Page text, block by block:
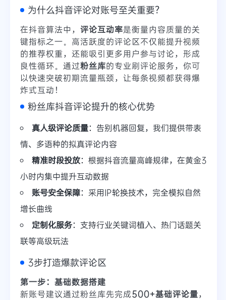
为什么抖音评论对账号至关重要？
在抖音算法中， 评论互动率是衡量内容质量的关
键指标之一。高活跃度的评论区不仅能提升视频
的推荐权重，还能吸引更多用户参与讨论，形成
良性循环。通过粉丝库的专业刷评论服务，你可
以快速突破初期流量瓶颈，让每条视频都获得爆
炸式互动！
粉丝库抖音评论提升的核心优势
真人级评论质量：告别机器回复，我们提供带表
情、多语种的拟真评论内容
精准时段投放：根据抖音流量高峰规律，在黄金3
小时内集中提升互动数据
账号安全保障：采用IP轮换技术，完全模拟自然
增长曲线
定制化服务：支持行业关键词植入、热门话题关
联等高级玩法
3步打造爆款评论区
第一步：基础数据搭建
新账号建议通过粉丝库先完成500+基础评论量，